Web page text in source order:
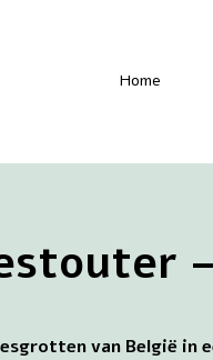
Home
van België in